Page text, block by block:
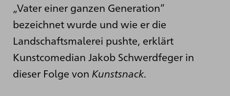
„Vater einer ganzen Generation”
bezeichnet wurde und wie er die
Landschaftsmalerei pushte, erklärt
Kunstcomedian Jakob Schwerdfeger in
dieser Folge von Kunstsnack.